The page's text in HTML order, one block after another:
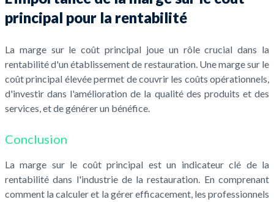
principal pour la rentabilité
La marge sur le coût principal joue un rôle crucial dans la
rentabilité d'un établissement de restauration. Une marge sur le
coût principal élevée permet de couvrir les coûts opérationnels,
d'investir dans l'amélioration de la qualité des produits et des
services, et de générer un bénéfice.
Conclusion
La marge sur le coût principal est un indicateur clé de la
rentabilité dans l'industrie de la restauration. En comprenant
comment la calculer et la gérer efficacement, les professionnels